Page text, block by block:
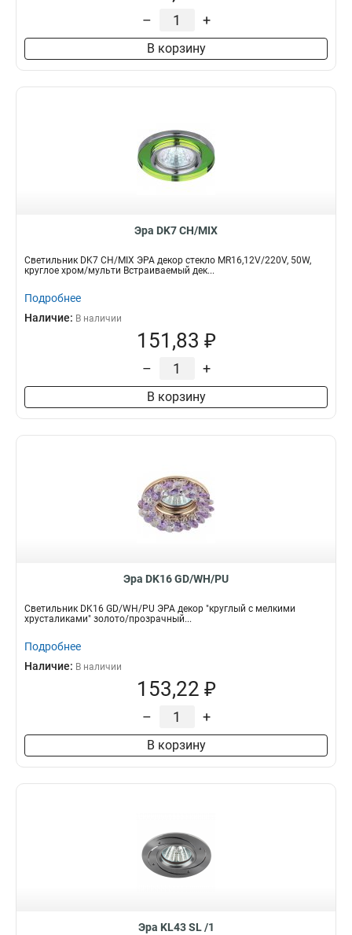
– +
В корзину
Эра DK7 CH/MIX
Светильник DK7 CH/MIX ЭРА декор стекло MR16,12V/220V, 50W,
круглое хром/мульти Встраиваемый дек...
Подробнее
Наличие: В наличии
151,83 ₽
– +
В корзину
Эра DK16 GD/WH/PU
Светильник DK16 GD/WH/PU ЭРА декор "круглый с мелкими
хрусталиками" золото/прозрачный...
Подробнее
Наличие: В наличии
153,22 ₽
– +
В корзину
Эра KL43 SL /1